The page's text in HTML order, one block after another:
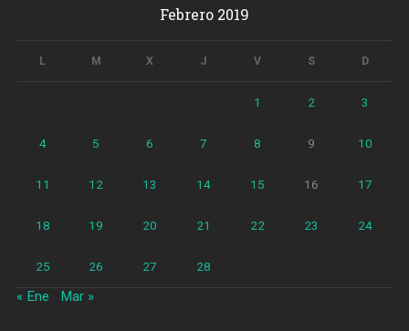
Febrero 2019
L M X J V S D
1 2 3
4 5 6 7 8 9 10
11 12 13 14 15 16 17
18 19 20 21 22 23 24
25 26 27 28
« Ene Mar »